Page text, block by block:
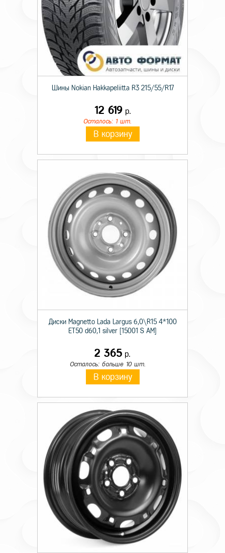
Шины Nokian Hakkapeliitta R3 215/55/R17
12 619р.
Осталось: 1 шт.
В корзину
Диски Magnetto Lada Largus 6,0\R15 4*100
ET50 d60,1 silver [15001 S AM]
2 365 р.
Осталось: больше 10 шт.
В корзину